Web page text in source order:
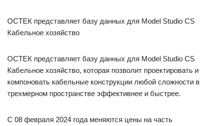
ОСТЕК представляет базу данных для Model Studio CS
Кабельное хозяйство
ОСТЕК представляет базу данных для Model Studio CS
Кабельное хозяйство, которая позволит проектировать и
компоновать кабельные конструкции любой сложности в
трехмерном пространстве эффективнее и быстрее.
С 08 февраля 2024 года меняются цены на часть